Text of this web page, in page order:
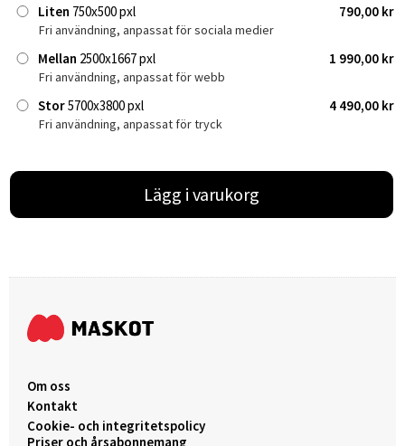
Liten 750x500 pxl 790,00 kr
Fri användning, anpassat för sociala medier
Mellan 2500x1667 pxl 1 990,00 kr
Fri användning, anpassat för webb
Stor5700x3800 pxl 4 490,00 kr
Fri användning, anpassat för tryck
Lägg i varukorg
Om oss
Kontakt
Cookie- och integritetspolicy
Priser och årsabonnemang